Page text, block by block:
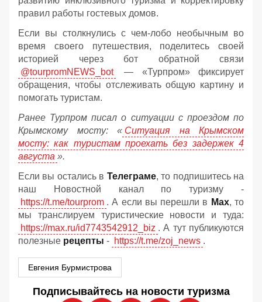
правил работы гостевых домов.
Если вы столкнулись с чем-лобо необычным во
время своего путешествия, поделитесь своей
историей через бот обратной связи
@tourpromNEWS_bot
— «Турпром» фиксирует
обращения, чтобы отслеживать общую картину и
помогать туристам.
Ранее Турпром писал о ситуации с проездом по
Крымскому мосту: « Ситуация на Крымском
мосту: как туристам проехать без задержек 4
августа ».
Если вы остались в Телеграме, то подпишитесь на
наш Новостной канал по туризму -
https://t.me/tourprom . А если вы перешли в Мах, то
мы транслируем туристические новости и туда:
https://max.ru/id7743542912_biz . А тут публикуются
полезные рецепты - https://t.me/zoj_news .
Евгения Бурмистрова
Подписывайтесь на новости туризма